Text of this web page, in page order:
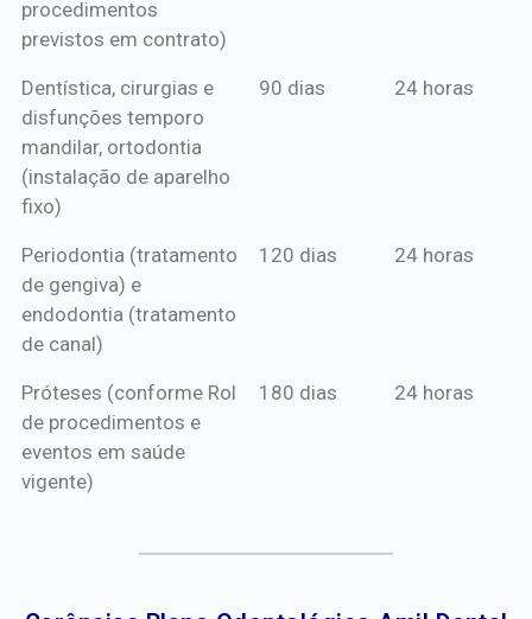
procedimentos
previstos em contrato)
Dentística, cirurgias e
disfunções temporo
mandilar, ortodontia
(instalação de aparelho
fixo)
90 dias 24 horas
Periodontia (tratamento
de gengiva) e
endodontia (tratamento
de canal)
120 dias 24 horas
Próteses (conforme Rol
de procedimentos e
eventos em saúde
vigente)
180 dias 24 horas